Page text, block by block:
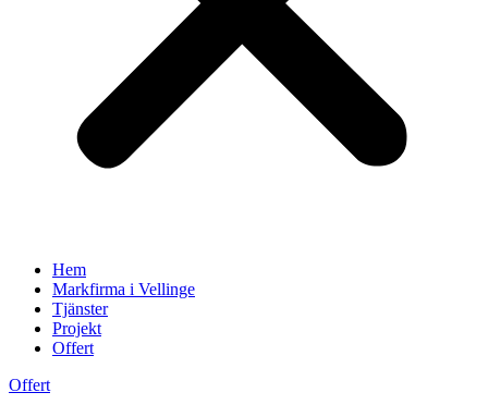
Hem
Markfirma i Vellinge
Tjänster
Projekt
Offert
Offert